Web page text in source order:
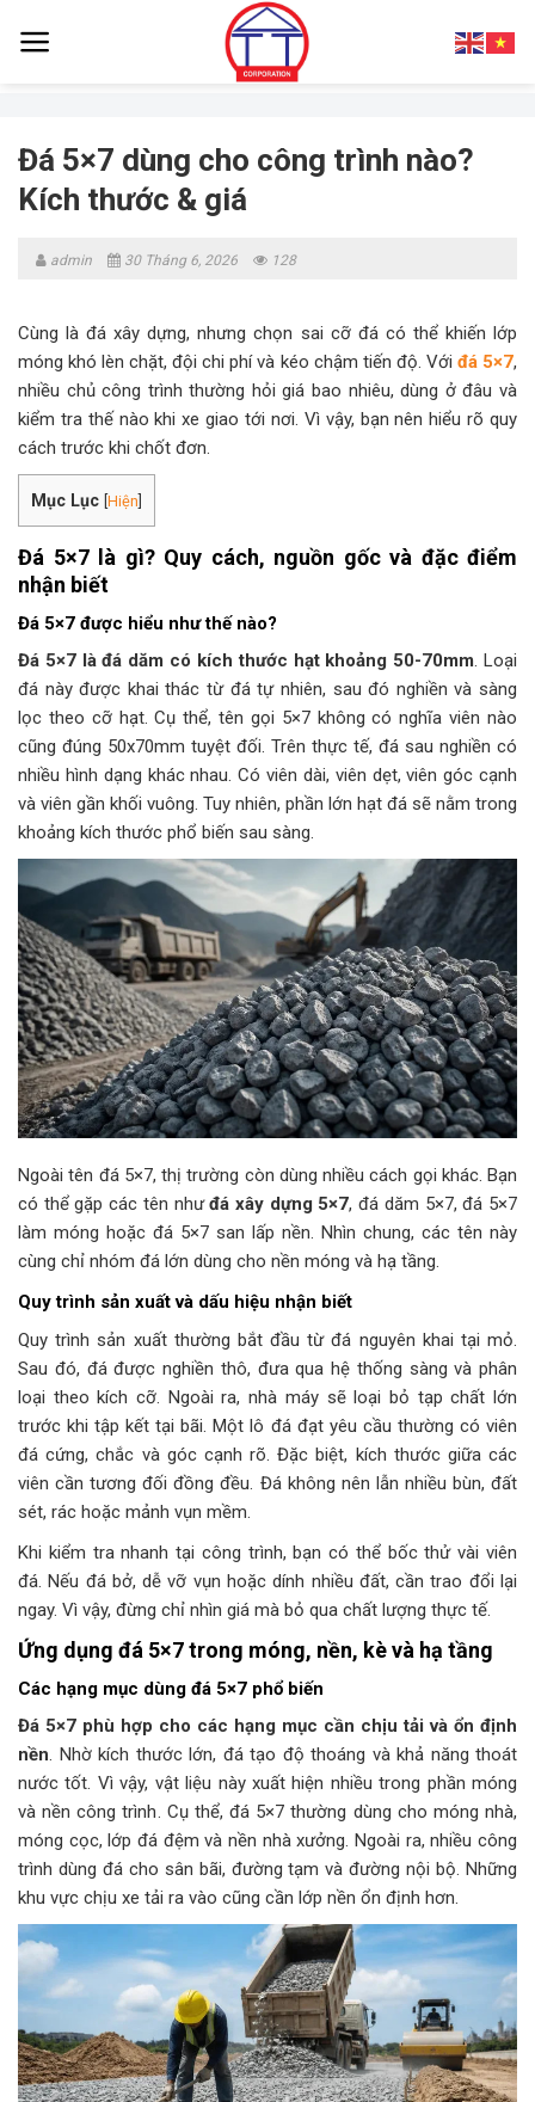
Đá 5×7 dùng cho công trình nào?
Kích thước & giá
admin 30 Tháng 6, 2026 128
Cùng là đá xây dựng, nhưng chọn sai cỡ đá có thể khiến lớp
móng khó lèn chặt, đội chi phí và kéo chậm tiến độ. Với đá 5×7,
nhiều chủ công trình thường hỏi giá bao nhiêu, dùng ở đâu và
kiểm tra thế nào khi xe giao tới nơi. Vì vậy, bạn nên hiểu rõ quy
cách trước khi chốt đơn.
Mục Lục [Hiện]
Đá 5×7 là gì? Quy cách, nguồn gốc và đặc điểm
nhận biết
Đá 5×7 được hiểu như thế nào?
Đá 5×7 là đá dăm có kích thước hạt khoảng 50-70mm. Loại
đá này được khai thác từ đá tự nhiên, sau đó nghiền và sàng
lọc theo cỡ hạt. Cụ thể, tên gọi 5×7 không có nghĩa viên nào
cũng đúng 50x70mm tuyệt đối. Trên thực tế, đá sau nghiền có
nhiều hình dạng khác nhau. Có viên dài, viên dẹt, viên góc cạnh
và viên gần khối vuông. Tuy nhiên, phần lớn hạt đá sẽ nằm trong
khoảng kích thước phổ biến sau sàng.
Ngoài tên đá 5×7, thị trường còn dùng nhiều cách gọi khác. Bạn
có thể gặp các tên nhưđá xây dựng 5×7, đá dăm 5×7, đá 5×7
làm móng hoặc đá 5×7 san lấp nền. Nhìn chung, các tên này
cùng chỉ nhóm đá lớn dùng cho nền móng và hạ tầng.
Quy trình sản xuất và dấu hiệu nhận biết
Quy trình sản xuất thường bắt đầu từ đá nguyên khai tại mỏ.
Sau đó, đá được nghiền thô, đưa qua hệ thống sàng và phân
loại theo kích cỡ. Ngoài ra, nhà máy sẽ loại bỏ tạp chất lớn
trước khi tập kết tại bãi. Một lô đá đạt yêu cầu thường có viên
đá cứng, chắc và góc cạnh rõ. Đặc biệt, kích thước giữa các
viên cần tương đối đồng đều. Đá không nên lẫn nhiều bùn, đất
sét, rác hoặc mảnh vụn mềm.
Khi kiểm tra nhanh tại công trình, bạn có thể bốc thử vài viên
đá. Nếu đá bở, dễ vỡ vụn hoặc dính nhiều đất, cần trao đổi lại
ngay. Vì vậy, đừng chỉ nhìn giá mà bỏ qua chất lượng thực tế.
Ứng dụng đá 5×7 trong móng, nền, kè và hạ tầng
Các hạng mục dùng đá 5×7 phổ biến
Đá 5×7 phù hợp cho các hạng mục cần chịu tải và ổn định
nền. Nhờ kích thước lớn, đá tạo độ thoáng và khả năng thoát
nước tốt. Vì vậy, vật liệu này xuất hiện nhiều trong phần móng
và nền công trình. Cụ thể, đá 5×7 thường dùng cho móng nhà,
móng cọc, lớp đá đệm và nền nhà xưởng. Ngoài ra, nhiều công
trình dùng đá cho sân bãi, đường tạm và đường nội bộ. Những
khu vực chịu xe tải ra vào cũng cần lớp nền ổn định hơn.